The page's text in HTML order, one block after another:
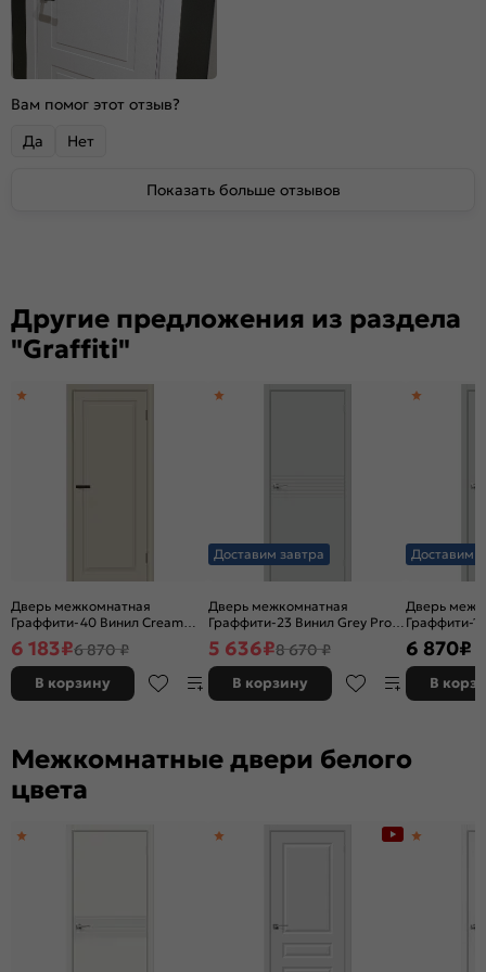
Вам помог этот отзыв?
Да
Нет
Показать больше отзывов
Другие предложения из раздела
"Graffiti"
Дверь межкомнатная
Граффити-40 Винил Cream
Pro, глухая, каркасно-
щитовая
6 183₽6 870 ₽
В корзину
Доставим завтра
Дверь межкомнатная
Граффити-23 Винил Grey Pro,
глухая, каркасно-щитовая
5 636₽8 670 ₽
В корзину
Доставим
Дверь
Граффити-
глухая,
6 870₽
В
Межкомнатные двери белого
цвета